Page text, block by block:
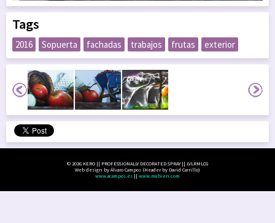
Tags
2016 Sopuerta fachadas trabajos frutas exterior
© 2026 KERO || PROFESSIONALLY DECORATED SPRAY || LVLRMLCG
Web design by Álvaro Campos (Header by David Carrillo)
www.acampos.es || www.mubien.com